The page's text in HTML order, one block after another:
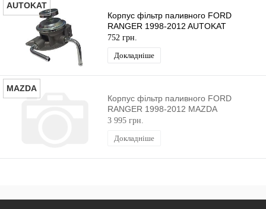
AUTOKAT
Корпус фільтр паливного FORD
RANGER 1998-2012 AUTOKAT
752 грн.
Докладніше
MAZDA
Корпус фільтр паливного FORD
RANGER 1998-2012 MAZDA
3 995 грн.
Докладніше